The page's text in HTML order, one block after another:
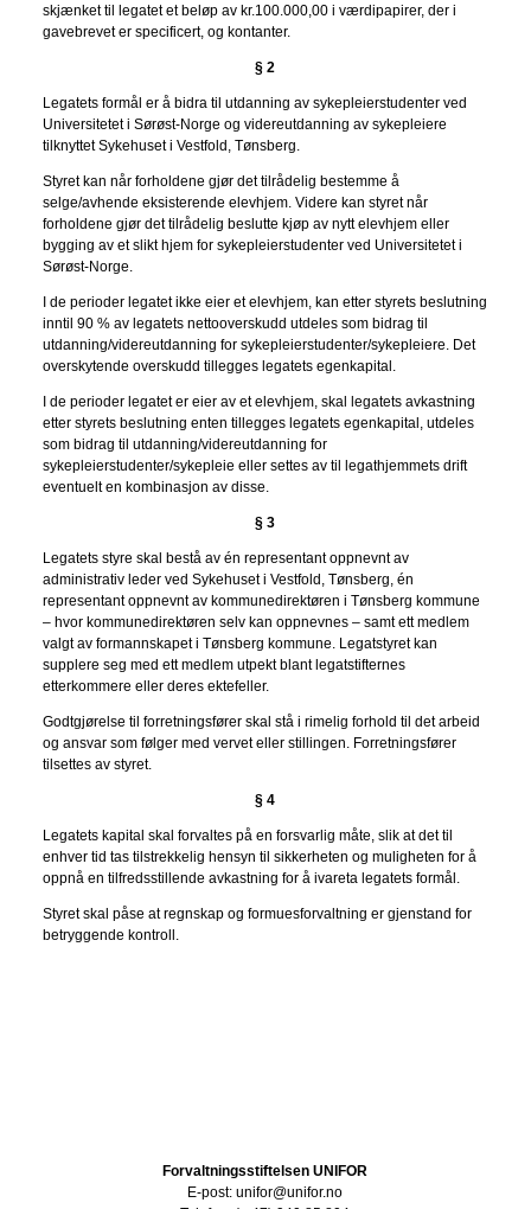
skjænket til legatet et beløp av kr.100.000,00 i værdipapirer, der i
gavebrevet er specificert, og kontanter.
§ 2
Legatets formål er å bidra til utdanning av sykepleierstudenter ved
Universitetet i Sørøst-Norge og videreutdanning av sykepleiere
tilknyttet Sykehuset i Vestfold, Tønsberg.
Styret kan når forholdene gjør det tilrådelig bestemme å
selge/avhende eksisterende elevhjem. Videre kan styret når
forholdene gjør det tilrådelig beslutte kjøp av nytt elevhjem eller
bygging av et slikt hjem for sykepleierstudenter ved Universitetet i
Sørøst-Norge.
I de perioder legatet ikke eier et elevhjem, kan etter styrets beslutning
inntil 90 % av legatets nettooverskudd utdeles som bidrag til
utdanning/videreutdanning for sykepleierstudenter/sykepleiere. Det
overskytende overskudd tillegges legatets egenkapital.
I de perioder legatet er eier av et elevhjem, skal legatets avkastning
etter styrets beslutning enten tillegges legatets egenkapital, utdeles
som bidrag til utdanning/videreutdanning for
sykepleierstudenter/sykepleie eller settes av til legathjemmets drift
eventuelt en kombinasjon av disse.
§ 3
Legatets styre skal bestå av én representant oppnevnt av
administrativ leder ved Sykehuset i Vestfold, Tønsberg, én
representant oppnevnt av kommunedirektøren i Tønsberg kommune
– hvor kommunedirektøren selv kan oppnevnes – samt ett medlem
valgt av formannskapet i Tønsberg kommune. Legatstyret kan
supplere seg med ett medlem utpekt blant legatstifternes
etterkommere eller deres ektefeller.
Godtgjørelse til forretningsfører skal stå i rimelig forhold til det arbeid
og ansvar som følger med vervet eller stillingen. Forretningsfører
tilsettes av styret.
§ 4
Legatets kapital skal forvaltes på en forsvarlig måte, slik at det til
enhver tid tas tilstrekkelig hensyn til sikkerheten og muligheten for å
oppnå en tilfredsstillende avkastning for å ivareta legatets formål.
Styret skal påse at regnskap og formuesforvaltning er gjenstand for
betryggende kontroll.
Forvaltningsstiftelsen UNIFOR
E-post: unifor@unifor.no